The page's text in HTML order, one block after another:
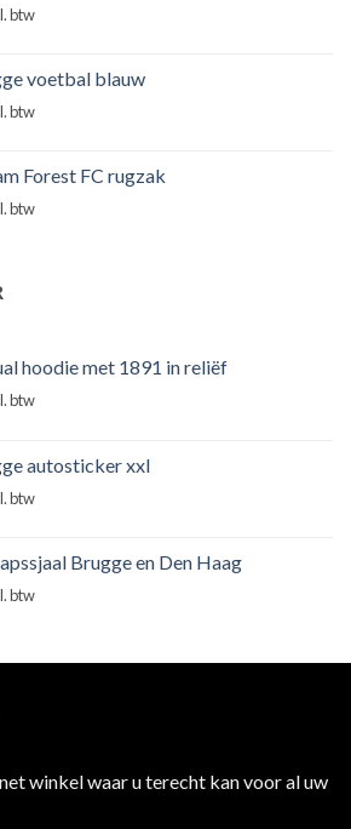
btw
voetbal blauw
btw
Forest FC rugzak
btw
hoodie met 1891 in reliëf
btw
autosticker xxl
btw
Brugge en Den Haag
btw
winkel waar u terecht kan voor al uw